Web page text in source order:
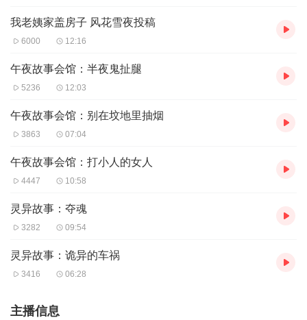
我老姨家盖房子 风花雪夜投稿
6000 12:16
午夜故事会馆：半夜鬼扯腿
5236 12:03
午夜故事会馆：别在坟地里抽烟
3863 07:04
午夜故事会馆：打小人的女人
4447 10:58
灵异故事：夺魂
3282 09:54
灵异故事：诡异的车祸
3416 06:28
主播信息